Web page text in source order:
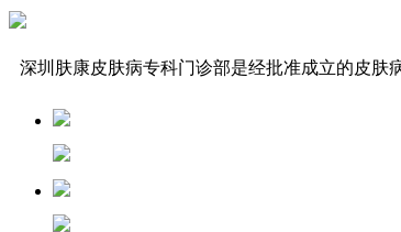
深圳肤康皮肤病专科门诊部是经批准成立的皮肤